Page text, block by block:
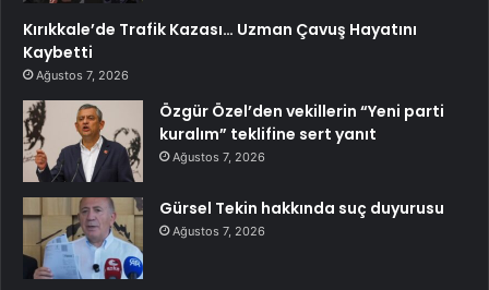
Kırıkkale’de Trafik Kazası… Uzman Çavuş Hayatını
Kaybetti
Ağustos 7, 2026
Özgür Özel’den vekillerin “Yeni parti
kuralım” teklifine sert yanıt
Ağustos 7, 2026
Gürsel Tekin hakkında suç duyurusu
Ağustos 7, 2026